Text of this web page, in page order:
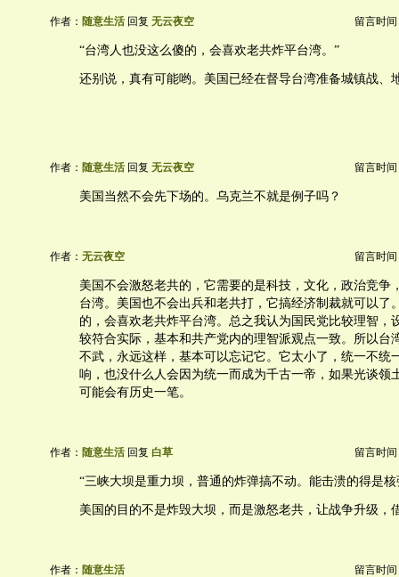
作者： 随意生活 回复 无云夜空 留言时间
“台湾人也没这么傻的，会喜欢老共炸平台湾。”
还别说，真有可能哟。美国已经在督导台湾准备城镇战、
作者： 随意生活 回复 无云夜空 留言时间
美国当然不会先下场的。乌克兰不就是例子吗？
作者： 无云夜空 留言时间
美国不会激怒老共的，它需要的是科技，文化，政治竞争
台湾。美国也不会出兵和老共打，它搞经济制裁就可以了
的，会喜欢老共炸平台湾。总之我认为国民党比较理智，
较符合实际，基本和共产党内的理智派观点一致。所以台
不武，永远这样，基本可以忘记它。它太小了，统一不统
响，也没什么人会因为统一而成为千古一帝，如果光谈领
可能会有历史一笔。
作者： 随意生活 回复 白草 留言时间
“三峡大坝是重力坝，普通的炸弹搞不动。能击溃的得是核
美国的目的不是炸毁大坝，而是激怒老共，让战争升级，
作者： 随意生活 留言时间